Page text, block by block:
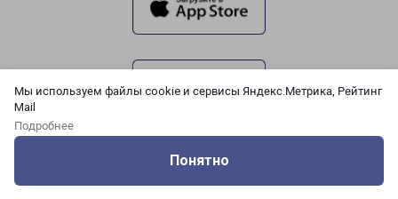
Мы используем файлы cookie и сервисы Яндекс.Метрика, Рейтинг
Mail
Подробнее
Понятно